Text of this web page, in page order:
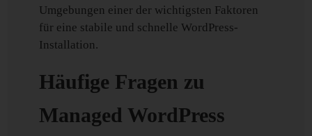
Umgebungen einer der wichtigsten Faktoren
für eine stabile und schnelle WordPress-
Installation.
Häufige Fragen zu
Managed WordPress